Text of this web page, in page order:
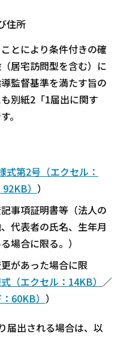
住所
とにより条件付きの確
居宅訪問型を含む）に
監督基準を満たす旨の
別紙2「1届出に関す
。
式第2号（エクセル：
） ）
事項証明書等（法人の
代表者の氏名、生年月
場合に限る。）
があった場合に限
（エクセル：14KB） ／
60KB） ）
届出される場合は、以